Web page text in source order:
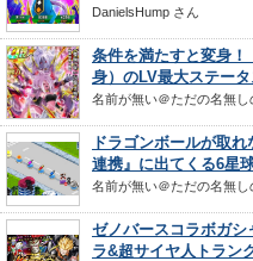
DanielsHump さん
条件を満たすと変身
身）のLV最大ステータ
名前が無い＠ただの名無し
ドラゴンボールが取
連携』に出てくる6星
名前が無い＠ただの名無し
ゼノバースコラボガ
ラ&超サイヤ人トラン